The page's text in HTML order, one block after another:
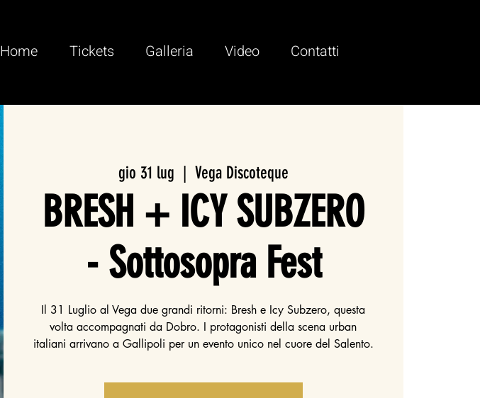
Home Tickets Galleria Video Contatti
gio 31 lug Vega Discoteque
BRESH + ICY SUBZERO
- Sottosopra Fest
Il 31 Luglio al Vega due grandi ritorni: Bresh e Icy Subzero, questa
volta accompagnati da Dobro. I protagonisti della scena urban
italiani arrivano a Gallipoli per un evento unico nel cuore del Salento.